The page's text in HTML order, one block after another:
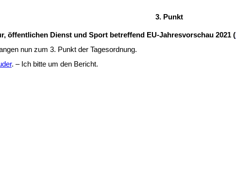
3. Punkt
öffentlichen Dienst und Sport betreffend EU-Jahresvorschau 2021 (
nun zum 3. Punkt der Tages­ordnung.
. – Ich bitte um den Bericht.